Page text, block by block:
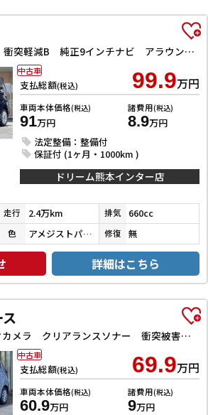
ハイウェイスター X 衝突軽減B 純正9インチナビ アラウンドビューモニター ETC LEDヘッドライト フォグライト スマートキー プッシュスタート アイドリングストップ 革巻きステアリング オートエアコン
支払総額(税込) 99.9万円
車両本体価格(税込)
91万円
諸費用(税込)
8.9万円
法定整備：整備付
保証付 (1ヶ月・1000km )
中古車
ドリーム熊本インター店
走行 2.4万km 排気 660cc
色 アメジストパープルパールメタリック 修復 無
詳細はこちら
L SAIII ETC バックカメラ クリアランスソナー 衝突被害軽減システム オートマチックハイビーム キーレスエントリー アイドリングストップ CVT ESC エアコン パワーウィンドウ
支払総額(税込) 69.9万円
車両本体価格(税込)
60.9万円
諸費用(税込)
9万円
中古車